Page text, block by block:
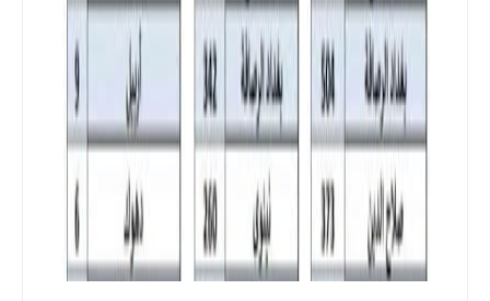
الموقف الوبائي اليومي لجائحة كورونا
في العراق ليوم الاحد الموافق ١٥ تشرين
الثاني ٢٠٢٠